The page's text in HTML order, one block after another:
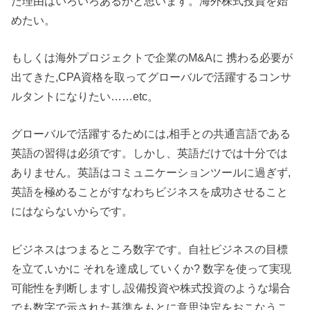
めたい。
もしくは海外プロジェクトで企業のM&Aに 携わる必要が
出てきた,CPA資格を取ってグローバルで活躍するコンサ
ルタントになりたい……etc。
グローバルで活躍するためには,相手との共通言語である
英語の習得は必須です。しかし、英語だけでは十分では
ありません。英語はコミュニケーションツールに過ぎず,
英語を極めることがすなわちビジネスを成功させること
にはならないからです。
ビジネスはつまるところ数字です。自社ビジネスの目標
を立て,いかに それを達成していくか? 数字を使って実現
可能性を判断しますし,設備投資や株式投資のような場合
でも数字で示された基準をもとに意思決定をおこなうこ